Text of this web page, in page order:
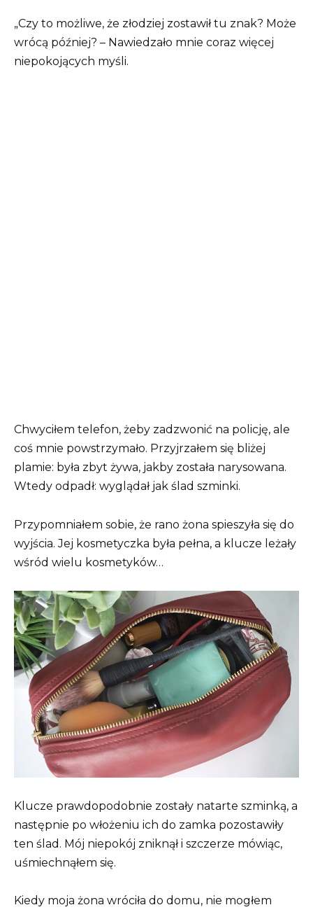
„Czy to możliwe, że złodziej zostawił tu znak? Może
wrócą później? – Nawiedzało mnie coraz więcej
niepokojących myśli.
Chwyciłem telefon, żeby zadzwonić na policję, ale
coś mnie powstrzymało. Przyjrzałem się bliżej
plamie: była zbyt żywa, jakby została narysowana.
Wtedy odpadł: wyglądał jak ślad szminki.
Przypomniałem sobie, że rano żona spieszyła się do
wyjścia. Jej kosmetyczka była pełna, a klucze leżały
wśród wielu kosmetyków…
Klucze prawdopodobnie zostały natarte szminką, a
następnie po włożeniu ich do zamka pozostawiły
ten ślad. Mój niepokój zniknął i szczerze mówiąc,
uśmiechnąłem się.
Kiedy moja żona wróciła do domu, nie mogłem